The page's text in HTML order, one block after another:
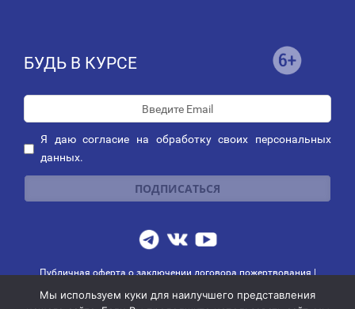
БУДЬ В КУРСЕ
Я даюсогласие на обработку своих персональных
данных.
Публичная оферта о заключении договора пожертвования|
© 2014-2026 АНО благотворительных и социальных программ
Мы используем куки для наилучшего представления